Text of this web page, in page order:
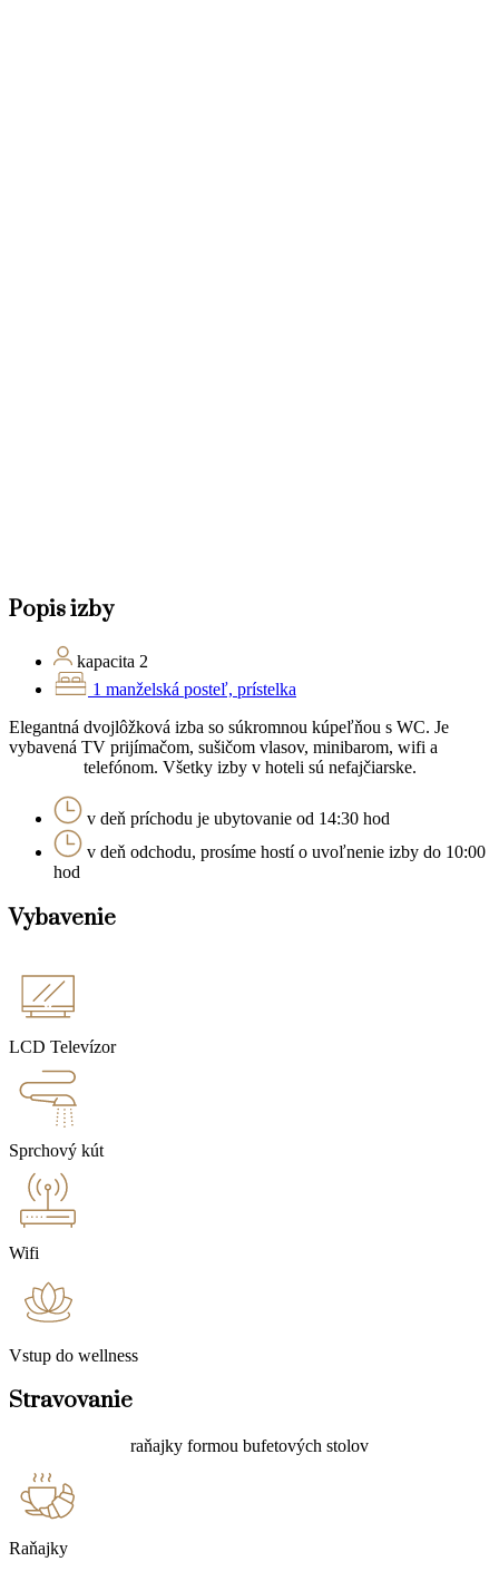
Popis izby
kapacita 2
1 manželská posteľ, prístelka
Elegantná dvojlôžková izba so súkromnou kúpeľňou s WC. Je
vybavená TV prijímačom, sušičom vlasov, minibarom, wifi a
telefónom. Všetky izby v hoteli sú nefajčiarske.
v deň príchodu je ubytovanie od 14:30 hod
v deň odchodu, prosíme hostí o uvoľnenie izby do 10:00
hod
Vybavenie
LCD Televízor
Sprchový kút
Wifi
Vstup do wellness
Stravovanie
raňajky formou bufetových stolov
Raňajky